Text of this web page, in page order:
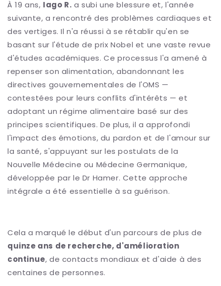
À 19 ans, Iago R. a subi une blessure et, l'année
suivante, a rencontré des problèmes cardiaques et
des vertiges. Il n'a réussi à se rétablir qu'en se
basant sur l'étude de prix Nobel et une vaste revue
d'études académiques. Ce processus l'a amené à
repenser son alimentation, abandonnant les
directives gouvernementales de l'OMS —
contestées pour leurs conflits d'intérêts — et
adoptant un régime alimentaire basé sur des
principes scientifiques. De plus, il a approfondi
l'impact des émotions, du pardon et de l'amour sur
la santé, s'appuyant sur les postulats de la
Nouvelle Médecine ou Médecine Germanique,
développée par le Dr Hamer. Cette approche
intégrale a été essentielle à sa guérison.
Cela a marqué le début d'un parcours de plus de
quinze ans de recherche, d'amélioration
continue, de contacts mondiaux et d'aide à des
centaines de personnes.